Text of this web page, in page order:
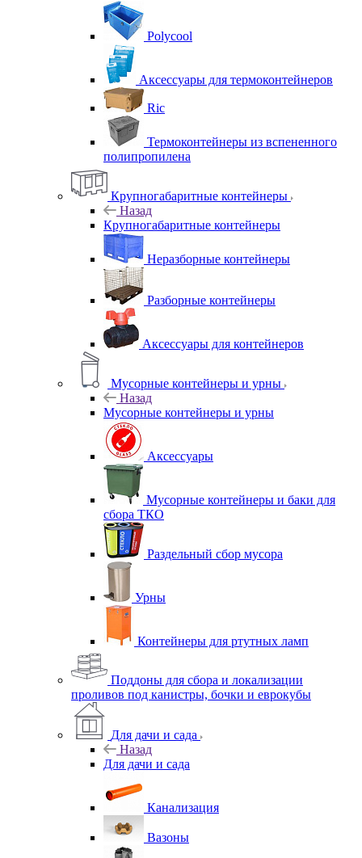
Polycool
Аксессуары для термоконтейнеров
Ric
Термоконтейнеры из вспененного
полипропилена
Крупногабаритные контейнеры
Назад
Крупногабаритные контейнеры
Неразборные контейнеры
Разборные контейнеры
Аксессуары для контейнеров
Мусорные контейнеры и урны
Назад
Мусорные контейнеры и урны
Аксессуары
Мусорные контейнеры и баки для
сбора ТКО
Раздельный сбор мусора
Урны
Контейнеры для ртутных ламп
Поддоны для сбора и локализации
проливов под канистры, бочки и еврокубы
Для дачи и сада
Назад
Для дачи и сада
Канализация
Вазоны